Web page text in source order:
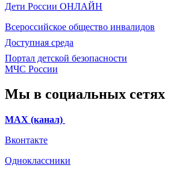
Дети России ОНЛАЙН
Всероссийское общество инвалидов
Доступная среда
Портал детской безопасности
МЧС России
Мы в социальных сетях
МАХ (канал)
Вконтакте
Одноклассники